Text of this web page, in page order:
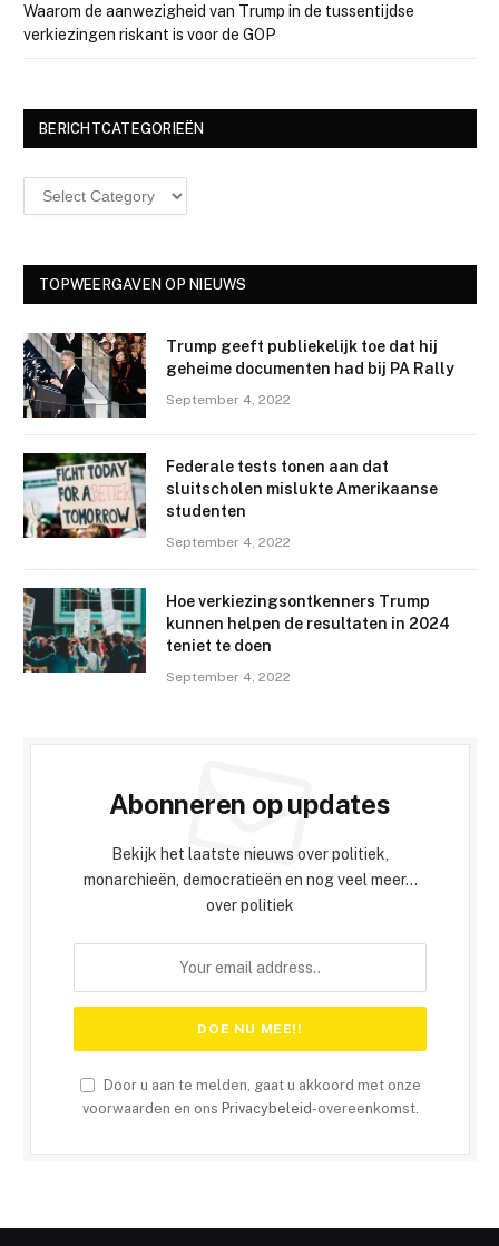
Waarom de aanwezigheid van Trump in de tussentijdse
verkiezingen riskant is voor de GOP
BERICHTCATEGORIEËN
Berichtcategorieën
TOPWEERGAVEN OP NIEUWS
Trump geeft publiekelijk toe dat hij
geheime documenten had bij PA Rally
September 4, 2022
Federale tests tonen aan dat
sluitscholen mislukte Amerikaanse
studenten
September 4, 2022
Hoe verkiezingsontkenners Trump
kunnen helpen de resultaten in 2024
teniet te doen
September 4, 2022
Abonneren op updates
Bekijk het laatste nieuws over politiek,
monarchieën, democratieën en nog veel meer...
over politiek
Door u aan te melden, gaat u akkoord met onze
voorwaarden en ons Privacybeleid-overeenkomst.